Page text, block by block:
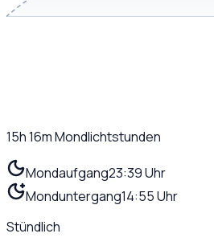
15h 16mMondlichtstunden
Mondaufgang23:39 Uhr
Monduntergang14:55 Uhr
Stündlich